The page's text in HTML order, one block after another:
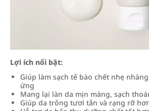
Lợi ích nổi bật:
Giúp làm sạch tế bào chết nhẹ
ứng
Mang lại làn da mịn màng, sạch
Giúp da trông tươi tắn và rạng rỡ